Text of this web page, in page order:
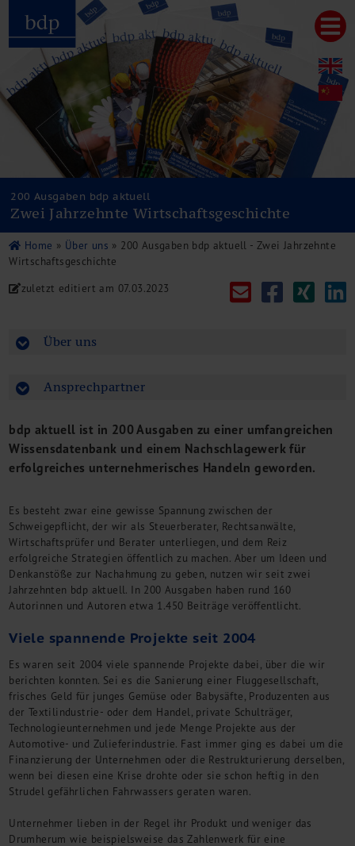
Hauptmenu
Home
bdp aktuell
Über uns
Unternehmenswerte
Referenzen
Pressespiegel
Publikationen
Newsletter
Videos
Leistungen
Rechtsberatung
Restrukturierung
Management Consulting
China Consulting
Unternehmensgründung
Finanz- und Lohnbuchhaltung
Steuerberatung
Rechtsberatung
M&A Deutschland/China
Unternehmensfinanzierung
Industrielle Dienstleistungen
Inbound Investments
Team
Events
Karriere
Kontakt
200 Ausgaben bdp aktuell
Zwei Jahrzehnte Wirtschaftsgeschichte
Home » Über uns » 200 Ausgaben bdp aktuell - Zwei Jahrzehnte
Wirtschaftsgeschichte
zuletzt editiert am 07.03.2023
Über uns
Ansprechpartner
bdp aktuell ist in 200 Ausgaben zu einer umfangreichen
Wissensdatenbank und einem Nachschlagewerk für
erfolgreiches unternehmerisches Handeln geworden.
Es besteht zwar eine gewisse Spannung zwischen der
Schweigepflicht, der wir als Steuerberater, Rechtsanwälte,
Wirtschaftsprüfer und Berater unterliegen, und dem Reiz
erfolgreiche Strategien öffentlich zu machen. Aber um Ideen und
Denkanstöße zur Nachahmung zu geben, nutzen wir seit zwei
Jahrzehnten bdp aktuell. In 200 Ausgaben haben rund 160
Autorinnen und Autoren etwa 1.450 Beiträge veröffentlicht.
Viele spannende Projekte seit 2004
Es waren seit 2004 viele spannende Projekte dabei, über die wir
berichten konnten. Sei es die Sanierung einer Fluggesellschaft,
frisches Geld für junges Gemüse oder Babysäfte, Produzenten aus
der Textilindustrie- oder dem Handel, private Schulträger,
Technologieunternehmen und jede Menge Projekte aus der
Automotive- und Zulieferindustrie. Fast immer ging es dabei um die
Finanzierung der Unternehmen oder die Restrukturierung derselben,
wenn bei diesen eine Krise drohte oder sie schon heftig in den
Strudel gefährlichen Fahrwassers geraten waren.
Unternehmer lieben in der Regel ihr Produkt und weniger das
Drumherum wie beispielsweise das Zahlenwerk für eine